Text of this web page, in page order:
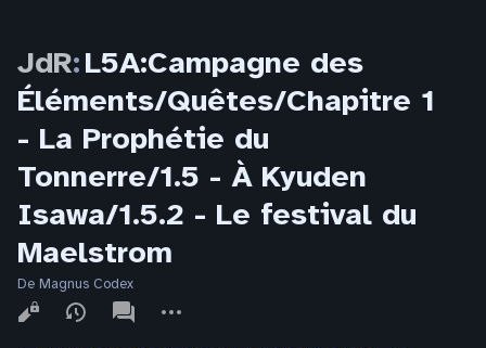
JdR:L5A:Campagne des
Éléments/Quêtes/Chapitre 1
- La Prophétie du
Tonnerre/1.5 - À Kyuden
Isawa/1.5.2 - Le festival du
Maelstrom
De Magnus Codex
Affichages
associated-
pages
actions